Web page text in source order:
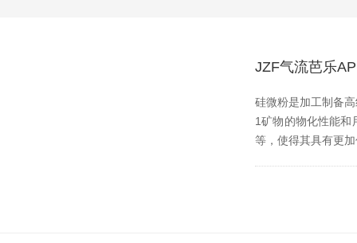
JZF气流芭乐
硅微粉是加工制备高纯
1矿物的物化性能和用
等，使得其具有更加